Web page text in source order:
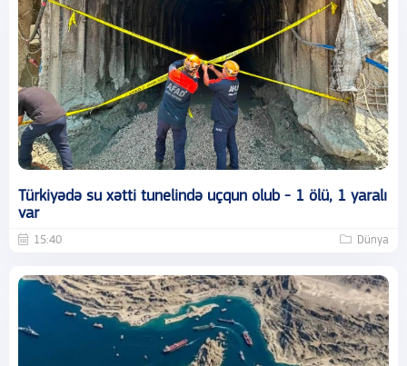
Türkiyədə su xətti tunelində uçqun olub - 1 ölü, 1 yaralı
var
15:40 Dünya